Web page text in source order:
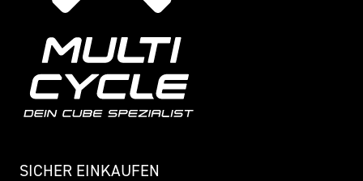
SICHER EINKAUFEN